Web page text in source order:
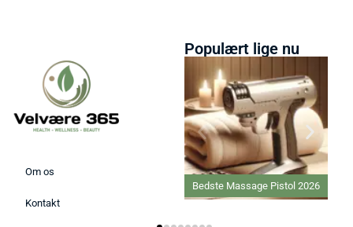
Om os
Kontakt
Populært lige nu
Bedste Massage Pistol 2026